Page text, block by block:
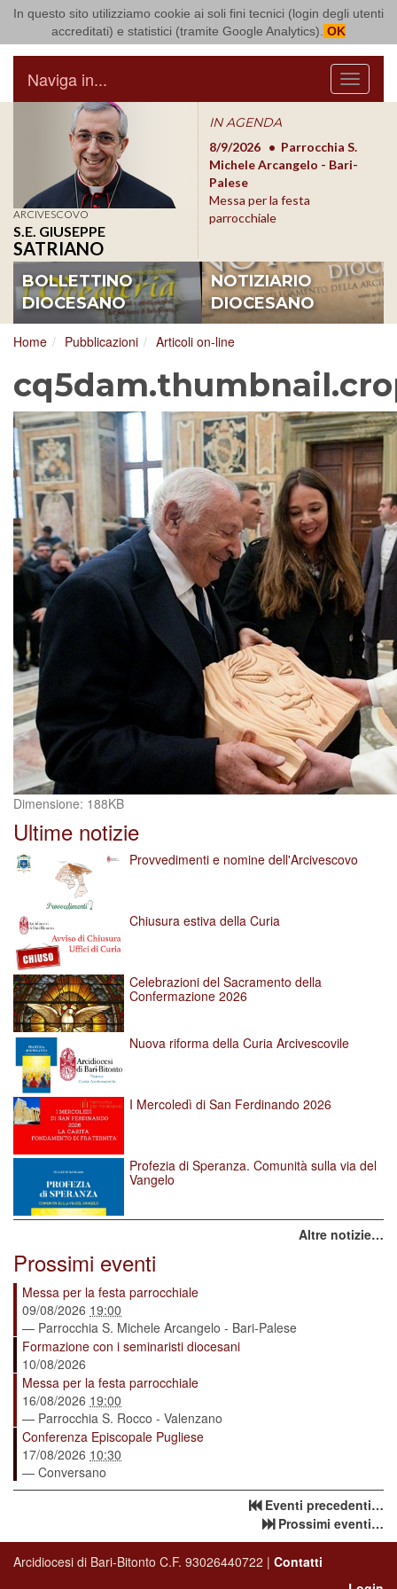
In questo sito utilizziamo cookie ai soli fini tecnici (login degli utenti
accreditati) e statistici (tramite Google Analytics). OK
Arcidiocesi di Bari Bitonto
Menu
Naviga in...
ARCIVESCOVO
S.E. GIUSEPPE
SATRIANO
IN AGENDA
8/17/2026
Conversano
Conferenza Episcopale
Pugliese
8/9/2026
Parrocchia S.
Michele Arcangelo - Bari-
Palese
Messa per la festa
parrocchiale
BOLLETTINO
DIOCESANO
NOTIZIARIO
DIOCESANO
Home Pubblicazioni Articoli on-line
Clicca
per
vedere
l'immagine
alle
dimensioni
originali…
Dimensione: 188KB
Ultime notizie
Provvedimenti e nomine dell'Arcivescovo
Chiusura estiva della Curia
Celebrazioni del Sacramento della
Confermazione 2026
Nuova riforma della Curia Arcivescovile
I Mercoledì di San Ferdinando 2026
Profezia di Speranza. Comunità sulla via del
Vangelo
Altre notizie…
Prossimi eventi
Messa per la festa parrocchiale
09/08/2026 19:00
— Parrocchia S. Michele Arcangelo - Bari-Palese
Formazione con i seminaristi diocesani
10/08/2026
Messa per la festa parrocchiale
16/08/2026 19:00
— Parrocchia S. Rocco - Valenzano
Conferenza Episcopale Pugliese
17/08/2026 10:30
— Conversano
Eventi precedenti…
Prossimi eventi…
Arcidiocesi di Bari-Bitonto C.F. 93026440722 | Contatti